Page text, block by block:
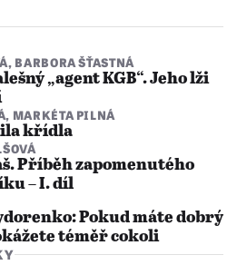
, BARBORA ŠŤASTNÁ
„agent KGB“. Jeho lži
, MARKÉTA PILNÁ
křídla
Příběh zapomenutého
– I. díl
Pokud máte dobrý
téměř cokoli